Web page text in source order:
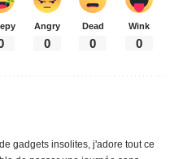
Angry
0
Dead
0
Wink
0
gadgets insolites, j'adore tout ce